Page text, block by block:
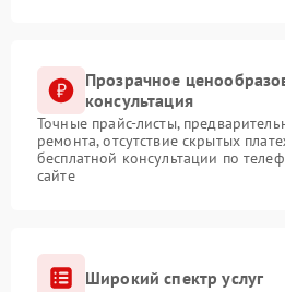
Прозрачное
консультация
Точные прайс-листы,
ремонта, отсутствие скрытых
бесплатной консультации по
сайте
Широкий спектр услуг